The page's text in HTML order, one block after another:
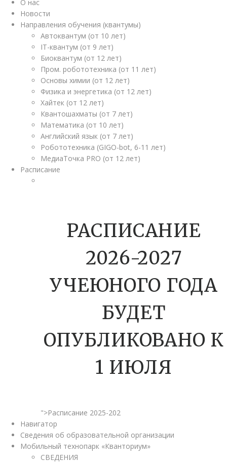
О нас
Новости
Направления обучения (квантумы)
Автоквантум (от 10 лет)
IT-квантум (от 9 лет)
Биоквантум (от 12 лет)
Пром. робототехника (от 11 лет)
Основы химии (от 12 лет)
Физика и энергетика (от 12 лет)
Хайтек (от 12 лет)
Квантошахматы (от 7 лет)
Математика (от 10 лет)
Английский язык (от 7 лет)
Робототехника (GIGO-bot, 6-11 лет)
МедиаТочка PRO (от 12 лет)
Расписание
РАСПИСАНИЕ
2026-2027
УЧЕЮНОГО ГОДА
БУДЕТ
ОПУБЛИКОВАНО К
1 ИЮЛЯ
">Расписание 2025-202
Навигатор
Сведения об образовательной организации
Мобильный технопарк «Кванториум»
СВЕДЕНИЯ